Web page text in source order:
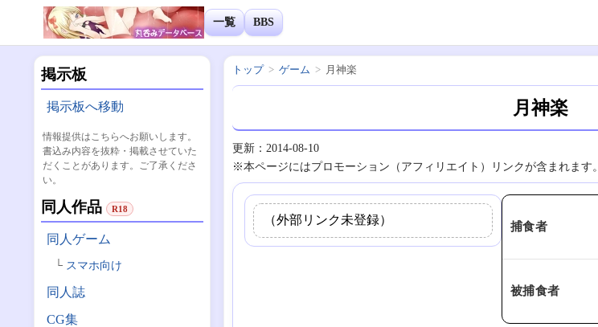
一覧 BBS
掲示板
掲示板へ移動
情報提供はこちらへお願いします。
書込み内容を抜粋・掲載させていた
だくことがあります。ご了承くださ
い。
同人作品 R18
同人ゲーム
スマホ向け
同人誌
CG集
トップ ゲーム 月神楽
月神楽
更新：2014-08-10
※本ページにはプロモーション（アフィリエイト）リンクが含まれます。
（外部リンク未登録） 捕食者
被捕食者